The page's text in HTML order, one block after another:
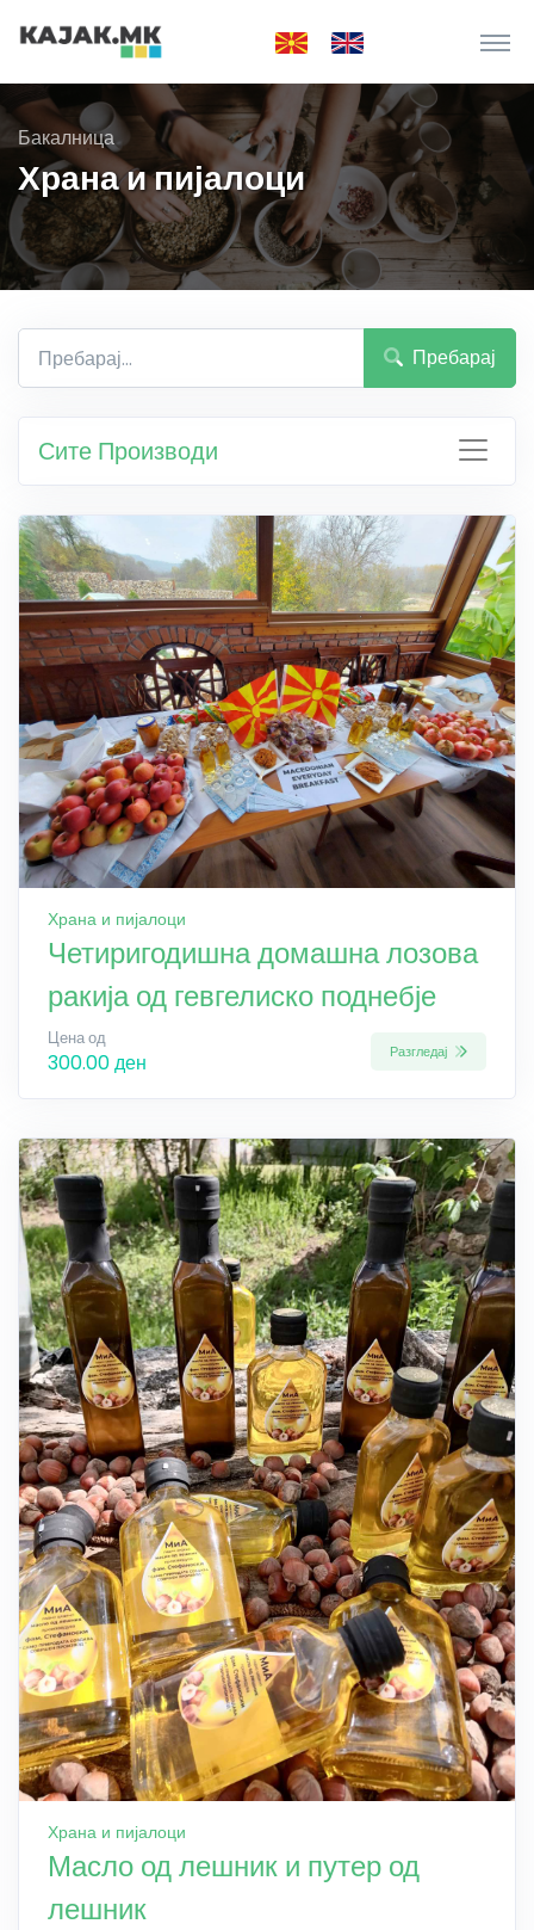
Бакалница
Храна и пијалоци
Пребарај
Сите Производи
Храна и пијалоци
Четиригодишна домашна лозова
ракија од гевгелиско поднебје
Цена од
300.00 ден Разгледај
Храна и пијалоци
Масло од лешник и путер од
лешник